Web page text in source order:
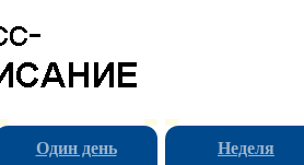
Один день Неделя